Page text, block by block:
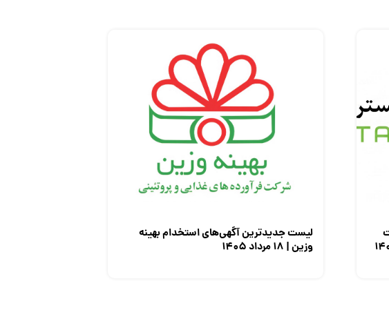
لیست جدیدترین آگهی‌های استخدام بهینه
وزین | ۱۸ مرداد ۱۴۰۵